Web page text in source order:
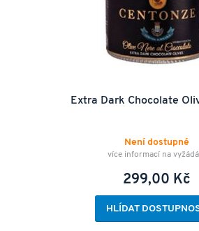
Extra Dark Chocolate
Není dostupné
více informací na
299,00 Kč
HLÍDAT